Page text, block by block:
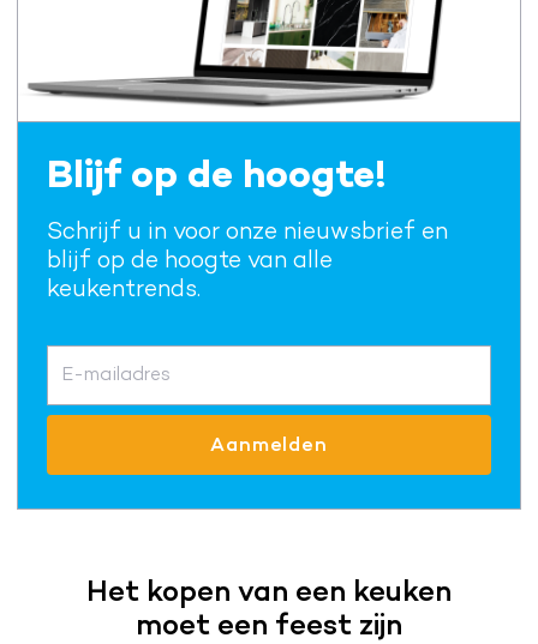
Blijf op de hoogte!
Schrijf u in voor onze nieuwsbrief en
blijf op de hoogte van alle
keukentrends.
E-mailadres
Aanmelden
Het kopen van een keuken
moet een feest zijn